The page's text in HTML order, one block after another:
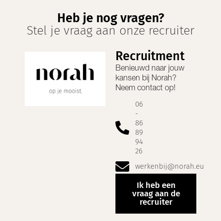
Heb je nog vragen?
Stel je vraag aan onze recruiter
Recruitment
Benieuwd naar jouw
kansen bij Norah?
Neem contact op!
06
-
86
89
94
26
werkenbij@norah.eu
Ik heb een
vraag aan de
recruiter